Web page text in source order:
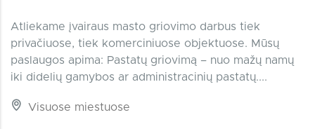
Atliekame įvairaus masto griovimo darbus tiek
privačiuose, tiek komerciniuose objektuose. Mūsų
paslaugos apima: Pastatų griovimą – nuo mažų namų
iki didelių gamybos ar administracinių pastatų....
Visuose miestuose